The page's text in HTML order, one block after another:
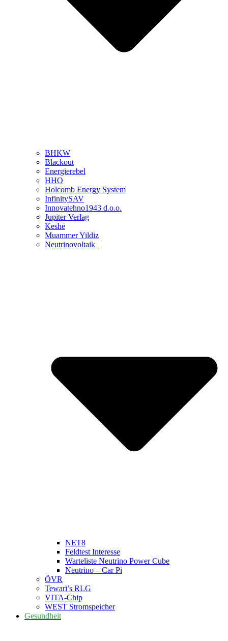
BHKW
Blackout
Energierebel
HHO
Holcomb Energy System
InfinitySAV
Innovatehno1943 d.o.o.
Jupiter Verlag
Keshe
Muammer Yildiz
Neutrinovoltaik
NET8
Feldtest Interesse
Warteliste Neutrino Power Cube
Neutrino – Car Pi
ÖVR
Tewari’s RLG
VITA-Chip
WEST Stromspeicher
Gesundheit